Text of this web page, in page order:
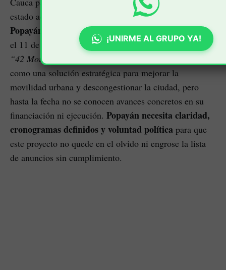
estado actual del proyecto de la
variante oriental para
Popayán
, cuyos estudios y diseños fueron socializados
el 11 de noviembre de 2023, bajo el anterior eslogan
“42 Motivos para Avanzar”. Esta obra fue presentada
como una solución estratégica para mejorar la
movilidad urbana y descongestionar la ciudad, pero
hasta la fecha no se conocen avances concretos en su
financiación ni ejecución. Popayán necesita claridad,
cronogramas definidos y voluntad política para que
este proyecto no quede en el olvido ni engrose la lista
de anuncios sin cumplimiento.
¡UNIRME AL GRUPO YA!